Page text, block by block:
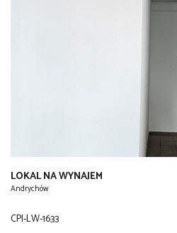
LOKAL NA WYNAJEM
Andrychów
CPI-LW-1633